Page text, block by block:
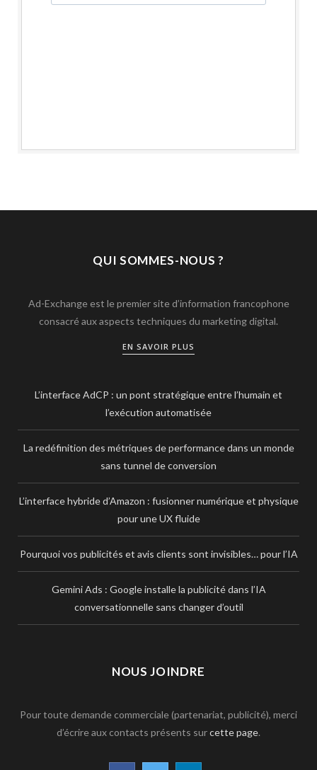
QUI SOMMES-NOUS ?
Ad-Exchange est le premier site d’information francophone
consacré aux aspects techniques du marketing digital.
EN SAVOIR PLUS
L’interface AdCP : un pont stratégique entre l’humain et
l’exécution automatisée
La redéfinition des métriques de performance dans un monde
sans tunnel de conversion
L’interface hybride d’Amazon : fusionner numérique et physique
pour une UX fluide
Pourquoi vos publicités et avis clients sont invisibles… pour l’IA
Gemini Ads : Google installe la publicité dans l’IA
conversationnelle sans changer d’outil
NOUS JOINDRE
Pour toute demande commerciale (partenariat, publicité), merci
d’écrire aux contacts présents surcette page.